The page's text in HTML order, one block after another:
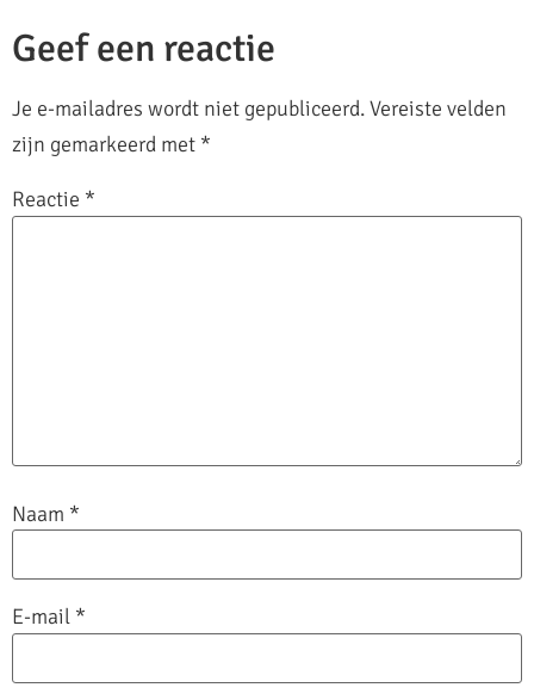
Geef een reactie
Je e-mailadres wordt niet gepubliceerd.Vereiste velden
zijn gemarkeerd met *
Reactie *
Naam *
E-mail *